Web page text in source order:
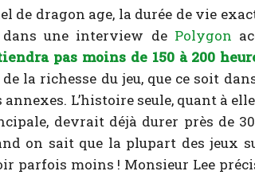
dragon age, la durée de vie
une interview de Polygon
pas moins de 150 à 200
la richesse du jeu, que ce soit
L’histoire seule, quant à
devrait déjà durer près de
on sait que la plupart des jeux
parfois moins ! Monsieur Lee